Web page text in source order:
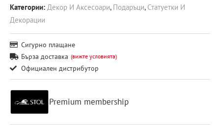
Категории: Декор И Аксесоари, Подаръци, Статуетки И
Декорации
Сигурно плащане
Бърза доставка (вижте условията)
Официален дистрибутор
Premium membership